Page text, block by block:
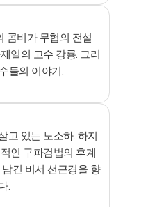
콤비가 무협의 전설
일의 고수 강룡. 그리
들의 이야기.
고 있는 노소하. 하지
인 구파검법의 후계
긴 비서 선근경을 향
.